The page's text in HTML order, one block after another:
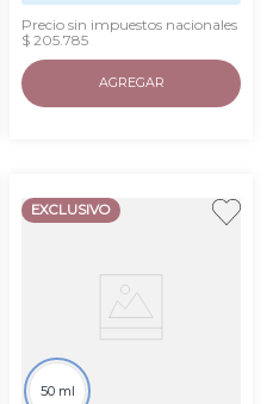
Precio sin impuestos nacionales
$ 205.785
AGREGAR
EXCLUSIVO
50 ml